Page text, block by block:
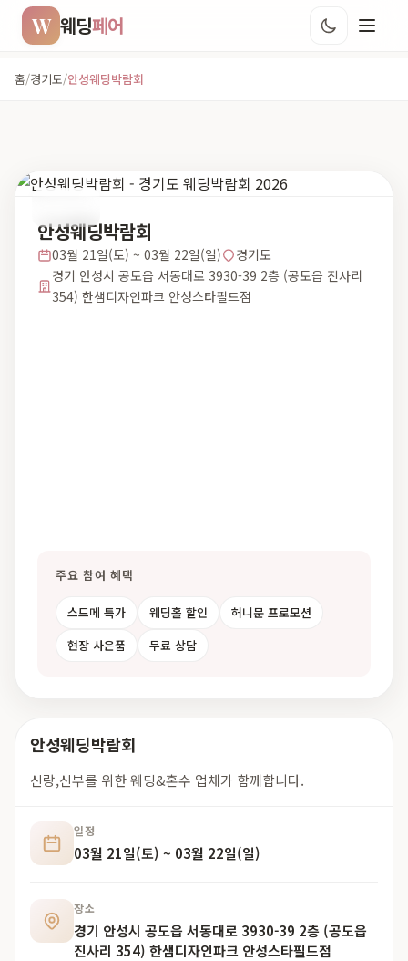
W 웨딩페어
홈/경기도/안성웨딩박람회
안성웨딩박람회
03월 21일(토) ~ 03월 22일(일)
경기도
경기 안성시 공도읍 서동대로 3930-39 2층 (공도읍 진사리
354) 한샘디자인파크 안성스타필드점
주요 참여 혜택
스드메 특가 웨딩홀 할인
허니문 프로모션
현장 사은품
무료 상담
안성웨딩박람회
신랑,신부를 위한 웨딩&혼수 업체가 함께합니다.
일정
03월 21일(토) ~ 03월 22일(일)
장소
경기 안성시 공도읍 서동대로 3930-39 2층 (공도읍
진사리 354) 한샘디자인파크 안성스타필드점